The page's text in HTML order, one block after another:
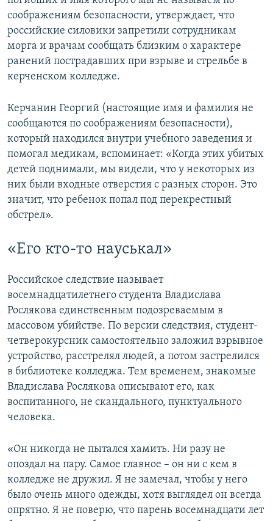
соображениям безопасности, утверждает, что
российские силовики запретили сотрудникам
морга и врачам сообщать близким о характере
ранений пострадавших при взрыве и стрельбе в
керченском колледже.
Керчанин Георгий (настоящие имя и фамилия не
сообщаются по соображениям безопасности),
который находился внутри учебного заведения и
помогал медикам, вспоминает: «Когда этих убитых
детей поднимали, мы видели, что у некоторых из
них были входные отверстия с разных сторон. Это
значит, что ребенок попал под перекрестный
обстрел».
«Его кто-то науськал»
Российское следствие называет
восемнадцатилетнего студента Владислава
Рослякова единственным подозреваемым в
массовом убийстве. По версии следствия, студент-
четверокурсник самостоятельно заложил взрывное
устройство, расстрелял людей, а потом застрелился
в библиотеке колледжа. Тем временем, знакомые
Владислава Рослякова описывают его, как
воспитанного, не скандального, пунктуального
человека.
«Он никогда не пытался хамить. Ни разу не
опоздал на пару. Самое главное – он ни с кем в
колледже не дружил. Я не замечал, чтобы у него
было очень много одежды, хотя выглядел он всегда
опрятно. Я не поверю, что парень восемнадцати лет